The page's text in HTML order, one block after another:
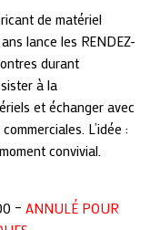
de matériel
lance les RENDEZ-
durant
à la
et échanger avec
L’idée :
convivial.
– ANNULÉ POUR